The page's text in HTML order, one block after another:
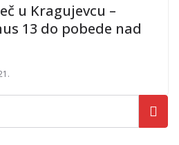
u Kragujevcu –
13 do pobede nad